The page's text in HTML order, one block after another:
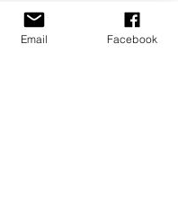
Bildende
Email Facebook